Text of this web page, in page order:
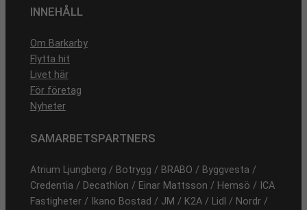
INNEHÅLL
Om Barkarby
Flytta hit
Livet här
För företag
Nyheter
SAMARBETSPARTNERS
Atrium Ljungberg / Botrygg / BRABO / Byggvesta /
Credentia / Decathlon / Einar Mattsson / Hemsö / ICA
Fastigheter / Ikano Bostad / JM / K2A / Lidl / Nordr /